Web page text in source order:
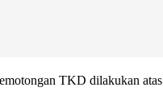
TKD dilakukan